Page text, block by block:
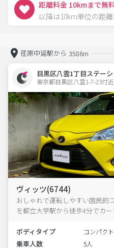
距離料金 10kmまで無
以降は10km単位の距
荏原中延駅から 3586m
目黒区八雲1丁目ステー
東京都目黒区八雲1-7-23付
ヴィッツ(6744)
おしゃれで運転しやすい国民的
を都立大学駅から徒歩4分でカ
ボディタイプ コンパク
乗車人数 5人